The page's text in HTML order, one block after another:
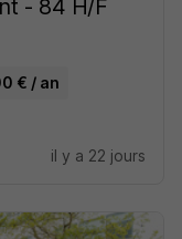
- 84 H/F
€ / an
il y a 22 jours